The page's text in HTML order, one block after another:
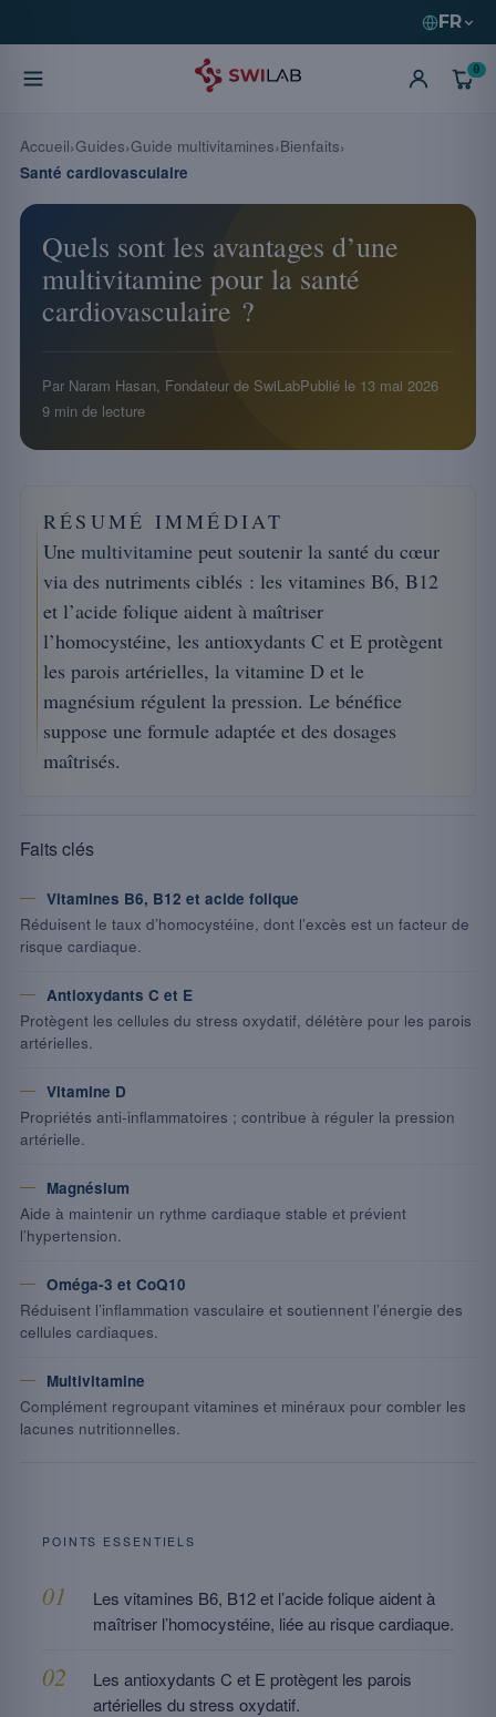
FR
0
Quels sont les avantages d’une
multivitamine pour la santé
cardiovasculaire ?
Par Naram Hasan, Fondateur de SwiLabPublié le 13 mai 2026
9 min de lecture
RÉSUMÉ IMMÉDIAT
Une multivitamine peut soutenir la santé du cœur
via des nutriments ciblés : les vitamines B6, B12
et l’acide folique aident à maîtriser
l’homocystéine, les antioxydants C et E protègent
les parois artérielles, la vitamine D et le
magnésium régulent la pression. Le bénéfice
suppose une formule adaptée et des dosages
maîtrisés.
Faits clés
Vitamines B6, B12 et acide folique
Réduisent le taux d’homocystéine, dont l’excès est un facteur de
risque cardiaque.
Antioxydants C et E
Protègent les cellules du stress oxydatif, délétère pour les parois
artérielles.
Vitamine D
Propriétés anti-inflammatoires ; contribue à réguler la pression
artérielle.
Magnésium
Aide à maintenir un rythme cardiaque stable et prévient
l’hypertension.
Oméga-3 et CoQ10
Réduisent l’inflammation vasculaire et soutiennent l’énergie des
cellules cardiaques.
Multivitamine
Complément regroupant vitamines et minéraux pour combler les
lacunes nutritionnelles.
POINTS ESSENTIELS
Les vitamines B6, B12 et l’acide folique aident à
maîtriser l’homocystéine, liée au risque cardiaque.
Les antioxydants C et E protègent les parois
artérielles du stress oxydatif.
Accueil Guides Guide multivitamines Bienfaits
Santé cardiovasculaire